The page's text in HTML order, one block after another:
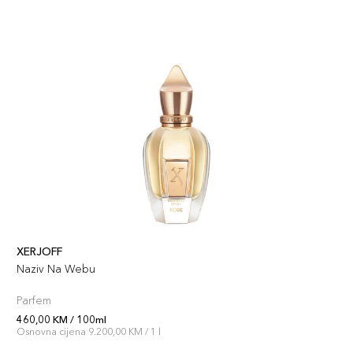
XERJOFF
Naziv Na Webu
Parfem
460,00 KM / 100ml
Osnovna cijena 9.200,00 KM / 1 l